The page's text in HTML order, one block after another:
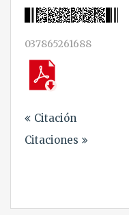
037865261688
de
entradas
Citación
Citaciones